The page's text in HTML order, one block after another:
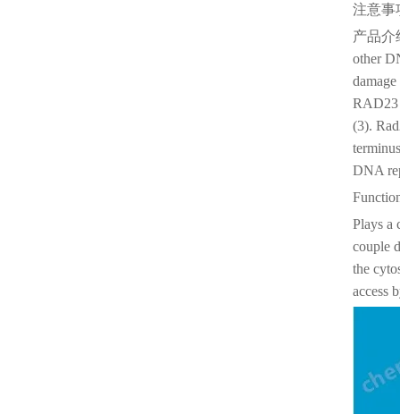
注意事
产品介
other
RAD23
(3).
DNA
Plays a
couple
the
access